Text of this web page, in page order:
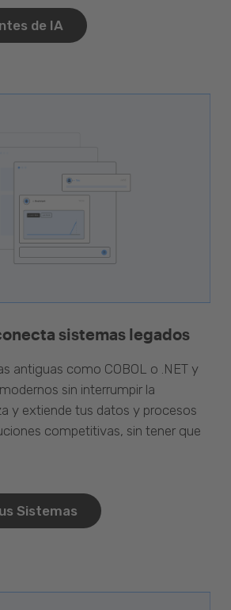
de IA
sistemas legados
antiguas como COBOL o .NET y
sin interrumpir la
y extiende tus datos y procesos
competitivas, sin tener que
Sistemas